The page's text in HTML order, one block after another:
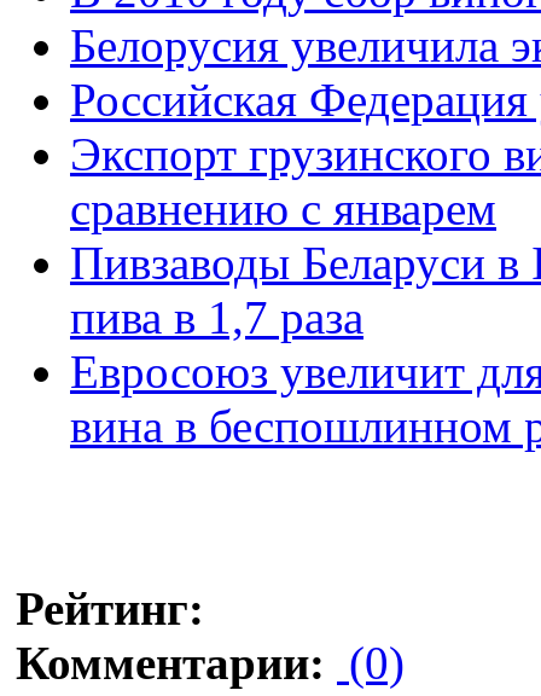
Белорусия увеличила
Российская
Экспорт грузинского
сравнению с январем
Пивзаводы Беларуси в
пива в 1,7 раза
Евросоюз увеличит
вина в беспошлинном
Рейтинг:
Комментарии: (0)